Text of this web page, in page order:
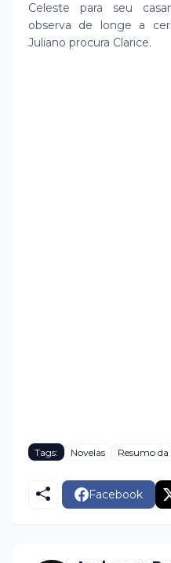
Celeste para seu
observa de longe a
Juliano procura Clarice.
Tags: Novelas Resumo
Facebook